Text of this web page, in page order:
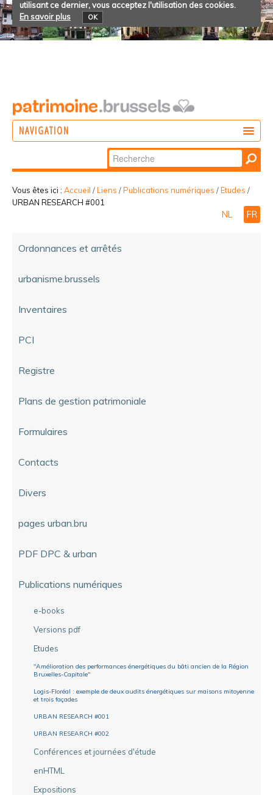
utilisant ce dernier, vous acceptez l'utilisation des cookies.
En savoir plus
OK
NAVIGATION
PARTICIPER
Chercher par
Recherche
avancée…
Vous êtes ici : Accueil /Liens /Publications numériques /Etudes /
URBAN RESEARCH #001
NL FR
Ordonnances et arrêtés
urbanisme.brussels
Inventaires
PCI
Registre
Plans de gestion patrimoniale
Formulaires
Contacts
Divers
pages urban.bru
PDF DPC & urban
Publications numériques
e-books
Versions pdf
Etudes
"Amélioration des performances énergétiques du bâti ancien de la Région
Bruxelles-Capitale"
Logis-Floréal : exemple de deux audits énergétiques sur maisons mitoyenne
et trois façades
URBAN RESEARCH #001
URBAN RESEARCH #002
Conférences et journées d'étude
enHTML
Expositions